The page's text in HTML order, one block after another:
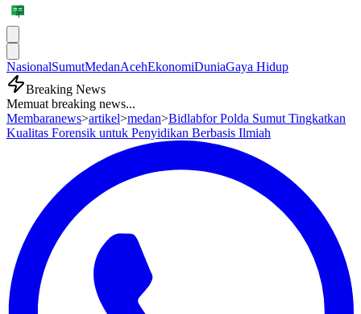
NasionalSumutMedanAcehEkonomiDuniaGaya Hidup
Breaking News
Memuat breaking news...
Membaranews>artikel>medan>Bidlabfor Polda Sumut Tingkatkan
Kualitas Forensik untuk Penyidikan Berbasis Ilmiah